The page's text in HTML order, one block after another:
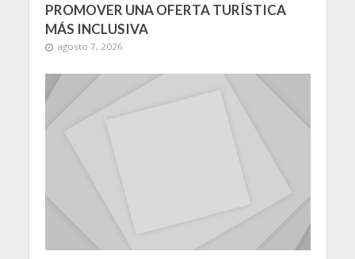
PROMOVER UNA OFERTA TURÍSTICA
MÁS INCLUSIVA
agosto 7, 2026